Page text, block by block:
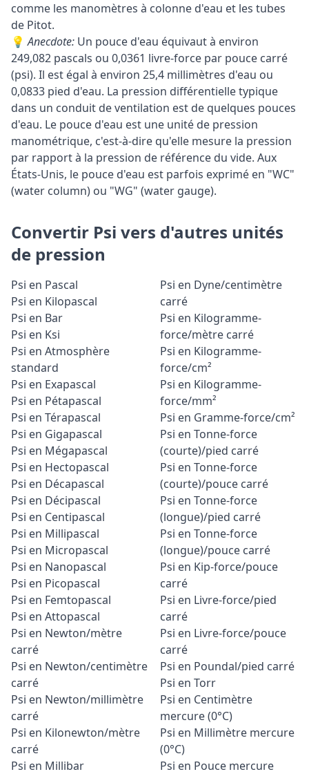
comme les manomètres à colonne d'eau et les tubes
de Pitot.
💡Anecdote: Un pouce d'eau équivaut à environ
249,082 pascals ou 0,0361 livre-force par pouce carré
(psi). Il est égal à environ 25,4 millimètres d'eau ou
0,0833 pied d'eau. La pression différentielle typique
dans un conduit de ventilation est de quelques pouces
d'eau. Le pouce d'eau est une unité de pression
manométrique, c'est-à-dire qu'elle mesure la pression
par rapport à la pression de référence du vide. Aux
États-Unis, le pouce d'eau est parfois exprimé en "WC"
(water column) ou "WG" (water gauge).
Convertir Psi vers d'autres unités
de pression
Psi en Pascal
Psi en Kilopascal
Psi en Bar
Psi en Ksi
Psi en Atmosphère
standard
Psi en Exapascal
Psi en Pétapascal
Psi en Térapascal
Psi en Gigapascal
Psi en Mégapascal
Psi en Hectopascal
Psi en Décapascal
Psi en Décipascal
Psi en Centipascal
Psi en Millipascal
Psi en Micropascal
Psi en Nanopascal
Psi en Picopascal
Psi en Femtopascal
Psi en Attopascal
Psi en Newton/mètre
carré
Psi en Newton/centimètre
carré
Psi en Newton/millimètre
carré
Psi en Kilonewton/mètre
carré
Psi en Millibar
Psi en Dyne/centimètre
carré
Psi en Kilogramme-
force/mètre carré
Psi en Kilogramme-
force/cm²
Psi en Kilogramme-
force/mm²
Psi en Gramme-force/cm²
Psi en Tonne-force
(courte)/pied carré
Psi en Tonne-force
(courte)/pouce carré
Psi en Tonne-force
(longue)/pied carré
Psi en Tonne-force
(longue)/pouce carré
Psi en Kip-force/pouce
carré
Psi en Livre-force/pied
carré
Psi en Livre-force/pouce
carré
Psi en Poundal/pied carré
Psi en Torr
Psi en Centimètre
mercure (0°C)
Psi en Millimètre mercure
(0°C)
Psi en Pouce mercure